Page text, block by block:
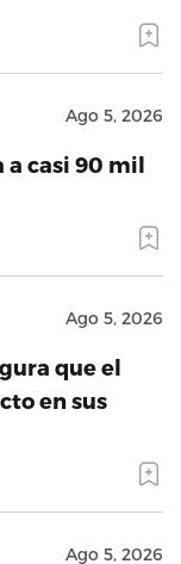
Ago 5, 2026
a casi 90 mil
Ago 5, 2026
que el
en sus
Ago 5, 2026